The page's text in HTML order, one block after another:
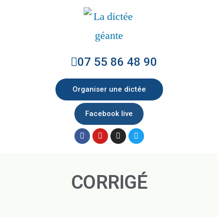
07 55 86 48 90
Organiser une dictée
Facebook live
CORRIGÉ